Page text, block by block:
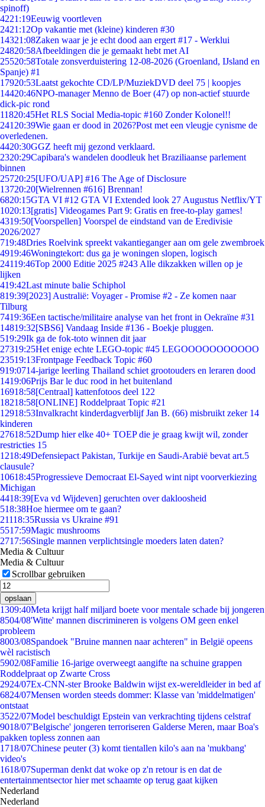
spinoff)
4221:19Eeuwig voortleven
2421:12Op vakantie met (kleine) kinderen #30
14321:08Zaken waar je je echt dood aan ergert #17 - Werklui
24820:58Afbeeldingen die je gemaakt hebt met AI
25520:58Totale zonsverduistering 12-08-2026 (Groenland, IJsland en
Spanje) #1
17920:53Laatst gekochte CD/LP/MuziekDVD deel 75 | koopjes
14420:46NPO-manager Menno de Boer (47) op non-actief stuurde
dick-pic rond
11820:45Het RLS Social Media-topic #160 Zonder Kolonel!!
241 20:39Wie gaan er dood in 2026?Post met een vleugje cynisme de
overledenen.
4420:30GGZ heeft mij gezond verklaard.
2320:29Capibara's wandelen doodleuk het Braziliaanse parlement
binnen
25720:25[UFO/UAP] #16 The Age of Disclosure
13720:20[Wielrennen #616] Brennan!
6820:15GTA VI #12 GTA VI Extended look 27 Augustus Netflix/YT
1020:13[gratis] Videogames Part 9: Gratis en free-to-play games!
4319:50[Voorspellen] Voorspel de eindstand van de Eredivisie
2026/2027
719:48Dries Roelvink spreekt vakantieganger aan om gele zwembroek
4919:46Woningtekort: dus ga je woningen slopen, logisch
24119:46Top 2000 Editie 2025 #243 Alle dikzakken willen op je
lijken
419:42Last minute balie Schiphol
819:39[2023] Australië: Voyager - Promise #2 - Ze komen naar
Tilburg
7419:36Een tactische/militaire analyse van het front in Oekraïne #31
14819:32[SBS6] Vandaag Inside #136 - Boekje pluggen.
519:29Ik ga de fok-toto winnen dit jaar
27319:25Het enige echte LEGO-topic #45 LEGOOOOOOOOOOO
23519:13Frontpage Feedback Topic #60
919:0714-jarige leerling Thailand schiet grootouders en leraren dood
1419:06Prijs Bar le duc rood in het buitenland
16918:58[Centraal] kattenfotoos deel 122
18218:58[ONLINE] Roddelpraat Topic #21
12918:53Invalkracht kinderdagverblijf Jan B. (66) misbruikt zeker 14
kinderen
27618:52Dump hier elke 40+ TOEP die je graag kwijt wil, zonder
restricties 15
1218:49Defensiepact Pakistan, Turkije en Saudi-Arabië bevat art.5
clausule?
10618:45Progressieve Democraat El-Sayed wint nipt voorverkiezing
Michigan
4418:39[Eva vd Wijdeven] geruchten over dakloosheid
518:38Hoe hiermee om te gaan?
21118:35Russia vs Ukraine #91
5517:59Magic mushrooms
2717:56Single mannen verplichtsingle moeders laten daten?
Media & Cultuur
Media & Cultuur
Scrollbar gebruiken
opslaan
1309:40Meta krijgt half miljard boete voor mentale schade bij jongeren
8504/08'Witte' mannen discrimineren is volgens OM geen enkel
probleem
8003/08Spandoek "Bruine mannen naar achteren" in België opeens
wèl racistisch
5902/08Familie 16-jarige overweegt aangifte na schuine grappen
Roddelpraat op Zwarte Cross
2924/07Ex-CNN-ster Brooke Baldwin wijst ex-wereldleider in bed af
6824/07Mensen worden steeds dommer: Klasse van 'middelmatigen'
ontstaat
3522/07Model beschuldigt Epstein van verkrachting tijdens celstraf
9018/07'Belgische' jongeren terroriseren Galderse Meren, maar Boa's
pakken topless zonnen aan
1718/07Chinese peuter (3) komt tientallen kilo's aan na 'mukbang'
video's
1618/07Superman denkt dat woke op z'n retour is en dat de
entertainmentsector hier met schaamte op terug gaat kijken
Nederland
Nederland